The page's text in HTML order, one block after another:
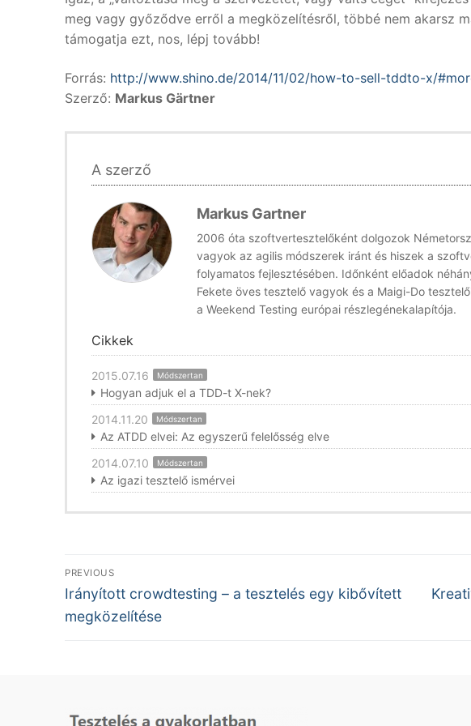
meg vagy győződve erről a megközelítésről, többé nem akarsz
támogatja ezt, nos, lépj tovább!
Forrás: http://www.shino.de/2014/11/02/how-to-sell-tddto-x/
Szerző: Markus Gärtner
A szerző
Markus Gartner
2006 óta szoftvertesztelőként dolgozok
vagyok az agilis módszerek iránt és hiszek a
folyamatos fejlesztésében. Időnként előadok
Fekete öves tesztelő vagyok és a Maigi-Do
a Weekend Testing európai részlegénekalapítója.
Cikkek
2015.07.16 Módszertan
Hogyan adjuk el a TDD-t X-nek?
2014.11.20
Módszertan
Az ATDD elvei: Az egyszerű felelősség elve
2014.07.10
Módszertan
Az igazi tesztelő ismérvei
Bejegyzés
navigáció
PREVIOUS
Previous
post:
Irányított crowdtesting – a tesztelés egy kibővített
megközelítése
Next